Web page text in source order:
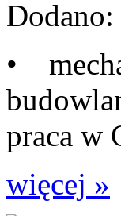
Dodano:
•
praca w
więcej »